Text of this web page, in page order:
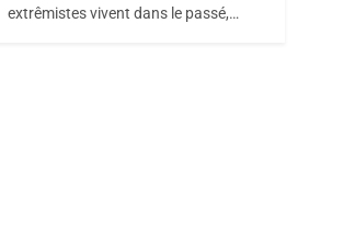
Maroc : Les Amandes
extrêmistes vivent dans le passé,…